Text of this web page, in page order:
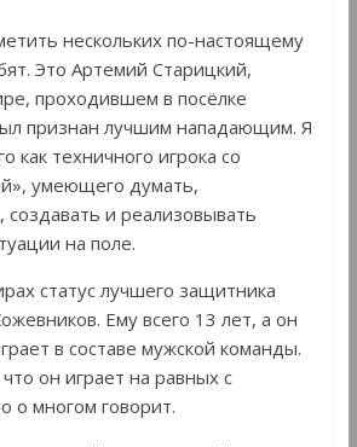
нескольких по-настоящему
Это Артемий Старицкий,
проходившем в посёлке
признан лучшим нападающим. Я
как техничного игрока со
умеющего думать,
создавать и реализовывать
на поле.
статус лучшего защитника
Ему всего 13 лет, а он
в составе мужской команды.
он играет на равных с
о многом говорит.